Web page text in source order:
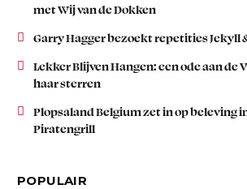
met Wij van de Dokken
Garry Hagger bezoekt repetities Jekyll
Lekker Blijven Hangen: een ode aan de
haar sterren
Plopsaland Belgium zet in op beleving
Piratengrill
POPULAIR